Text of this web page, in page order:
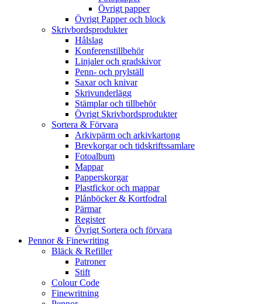
Övrigt papper
Övrigt Papper och block
Skrivbordsprodukter
Hålslag
Konferenstillbehör
Linjaler och gradskivor
Penn- och prylställ
Saxar och knivar
Skrivunderlägg
Stämplar och tillbehör
Övrigt Skrivbordsprodukter
Sortera & Förvara
Arkivpärm och arkivkartong
Brevkorgar och tidskriftssamlare
Fotoalbum
Mappar
Papperskorgar
Plastfickor och mappar
Plånböcker & Kortfodral
Pärmar
Register
Övrigt Sortera och förvara
Pennor & Finewriting
Bläck & Refiller
Patroner
Stift
Colour Code
Finewritning